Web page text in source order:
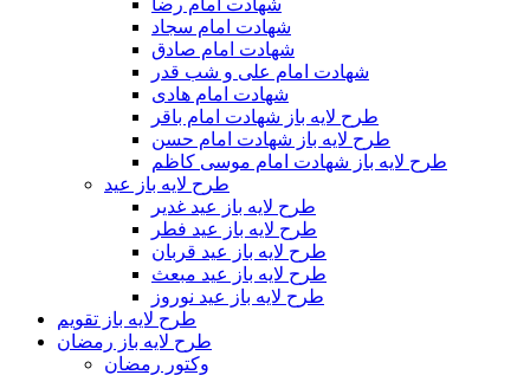
شهادت امام سجاد
شهادت امام صادق
شهادت امام علی و شب قدر
شهادت امام هادی
طرح لایه باز شهادت امام باقر
طرح لایه باز شهادت امام حسن
طرح لایه باز شهادت امام موسی کاظم
طرح لایه باز عید
طرح لایه باز عید غدیر
طرح لایه باز عید فطر
طرح لایه باز عید قربان
طرح لایه باز عید مبعث
طرح لایه باز عید نوروز
طرح لایه باز تقویم
طرح لایه باز رمضان
وکتور رمضان